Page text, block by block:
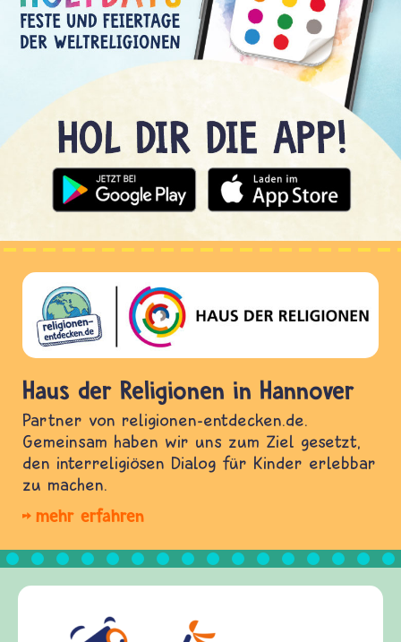
Haus der Religionen in Hannover
Partner von religionen-entdecken.de.
Gemeinsam haben wir uns zum Ziel gesetzt,
den interreligiösen Dialog für Kinder erlebbar
zu machen.
mehr erfahren